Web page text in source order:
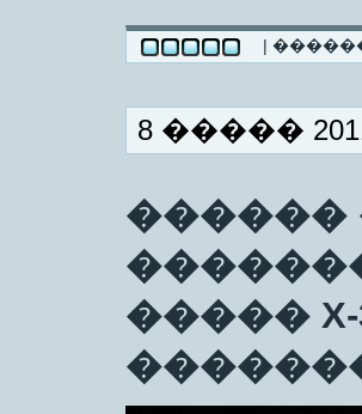
|
8 �����
������
�����